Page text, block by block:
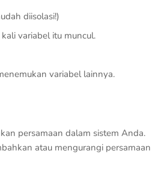
diisolasi!)
variabel itu muncul.
variabel lainnya.
persamaan dalam sistem Anda.
atau mengurangi persamaan